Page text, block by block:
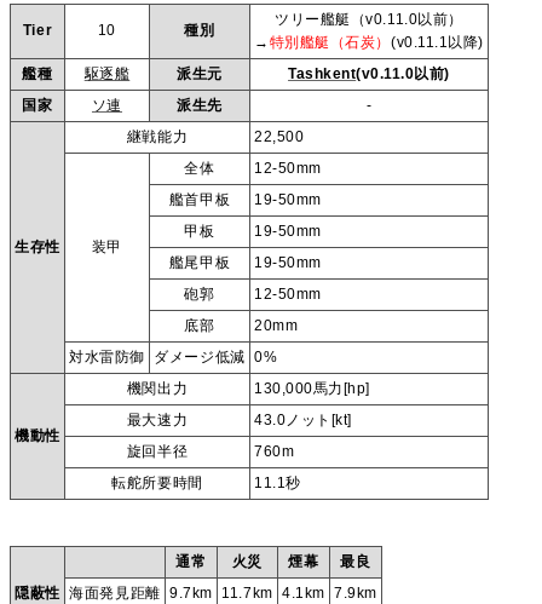
Tier 10 種別
ツリー艦艇（v0.11.0以前）
→ 特別艦艇（石炭） (v0.11.1以降)
艦種
駆逐艦 派生元 Tashkent(v0.11.0以前)
国家
ソ連 派生先 -
生存性
継戦能力 22,500
装甲
全体
12-50mm
艦首甲板
19-50mm
甲板
19-50mm
艦尾甲板
19-50mm
砲郭
12-50mm
底部
20mm
対水雷防御
ダメージ低減 0%
機動性
機関出力
130,000馬力[hp]
最大速力
43.0ノット[kt]
旋回半径
760m
転舵所要時間
11.1秒
隠蔽性
通常 火災 煙幕
最良
海面発見距離 9.7km 11.7km 4.1km 7.9km